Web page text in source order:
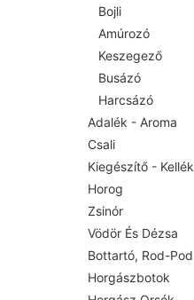
Bojli
Amúrozó
Keszegező
Busázó
Harcsázó
Adalék - Aroma
Csali
Kiegészítő - Kellék
Horog
Zsinór
Vödör És Dézsa
Bottartó, Rod-Pod
Horgászbotok